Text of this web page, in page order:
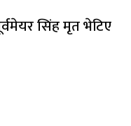
सिंह मृत भेटिए